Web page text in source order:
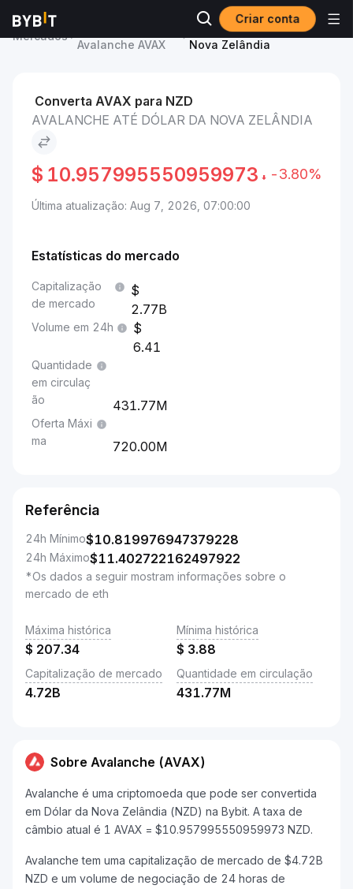
Criar conta
Mercados
Avalanche AVAX
Avalanche to Dólar da
Nova Zelândia
Converta AVAX para NZD
AVALANCHE ATÉ DÓLAR DA NOVA ZELÂNDIA
$ 10.957995550959973 -3.80%
Última atualização: Aug 7, 2026, 07:00:00
Estatísticas do mercado
Capitalização
de mercado
2.77B
Volume em 24h
6.41
Quantidade
em circulaç
ão
431.77M
Oferta Máxi
ma
720.00M
Referência
24h Mínimo$10.819976947379228
24h Máximo$11.402722162497922
*Os dados a seguir mostram informações sobre o
mercado de eth
Máxima histórica
$ 207.34
Mínima histórica
$ 3.88
Capitalização de mercado
4.72B
Quantidade em circulação
431.77M
Sobre Avalanche (AVAX)
Avalanche é uma criptomoeda que pode ser convertida
em Dólar da Nova Zelândia (NZD) na Bybit. A taxa de
câmbio atual é 1 AVAX = $10.957995550959973 NZD.
Avalanche tem uma capitalização de mercado de $4.72B
NZD e um volume de negociação de 24 horas de